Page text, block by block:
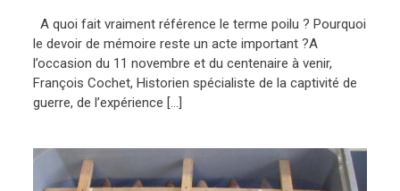
A quoi fait vraiment référence le terme poilu ? Pourquoi
le devoir de mémoire reste un acte important ?A
l’occasion du 11 novembre et du centenaire à venir,
François Cochet, Historien spécialiste de la captivité de
guerre, de l’expérience […]